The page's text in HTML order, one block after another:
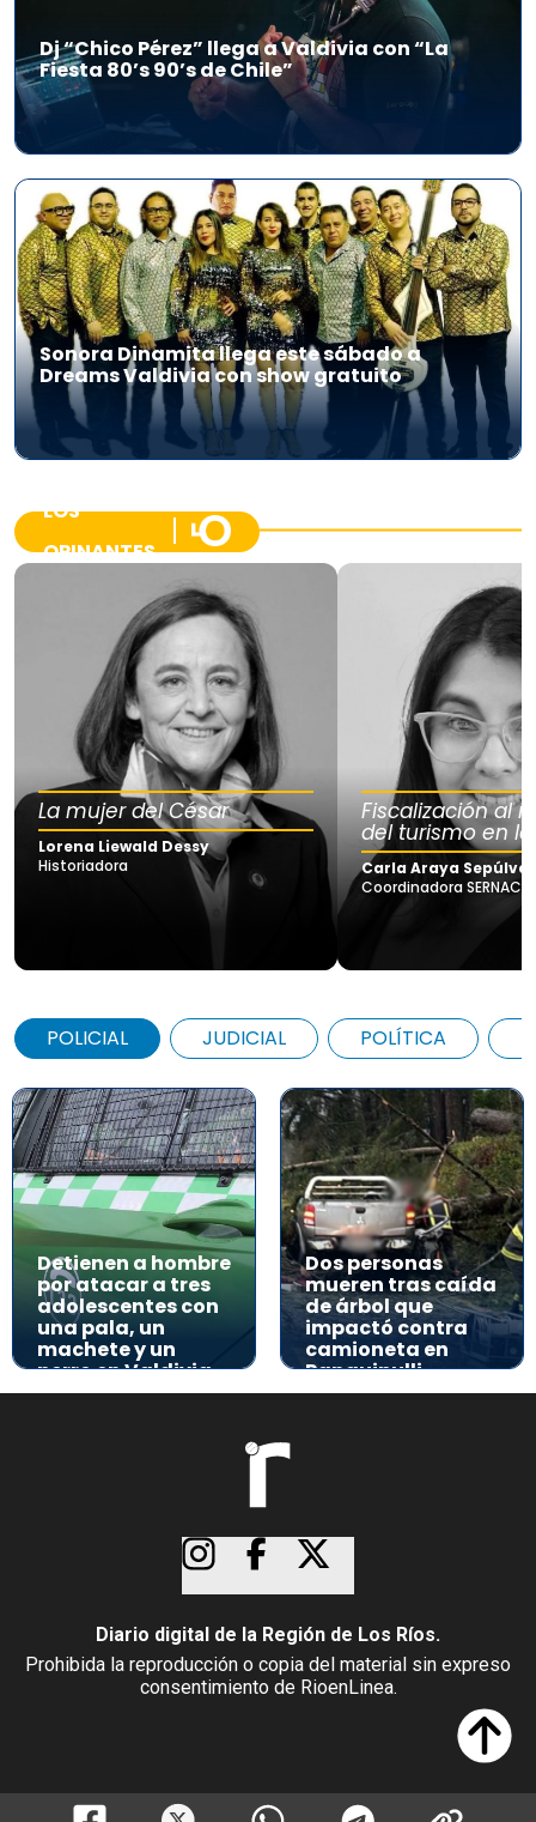
Dj “Chico Pérez” llega a Valdivia con “La
Fiesta 80’s 90’s de Chile”
Sonora Dinamita llega este sábado a
Dreams Valdivia con show gratuito
LOS
OPINANTES
La mujer del César
Lorena Liewald Dessy
Historiadora
Fiscalización al
del turismo en
Carla Araya
Coordinadora SERNAC
POLICIAL JUDICIAL POLÍTICA
Detienen a hombre
por atacar a tres
adolescentes con
una pala, un
machete y un
perro en Valdivia
Dos personas
mueren tras caída
de árbol que
impactó contra
camioneta en
Panguipulli
Diario digital de la Región de Los Ríos.
Prohibida la reproducción o copia del material sin expreso
consentimiento de RioenLinea.